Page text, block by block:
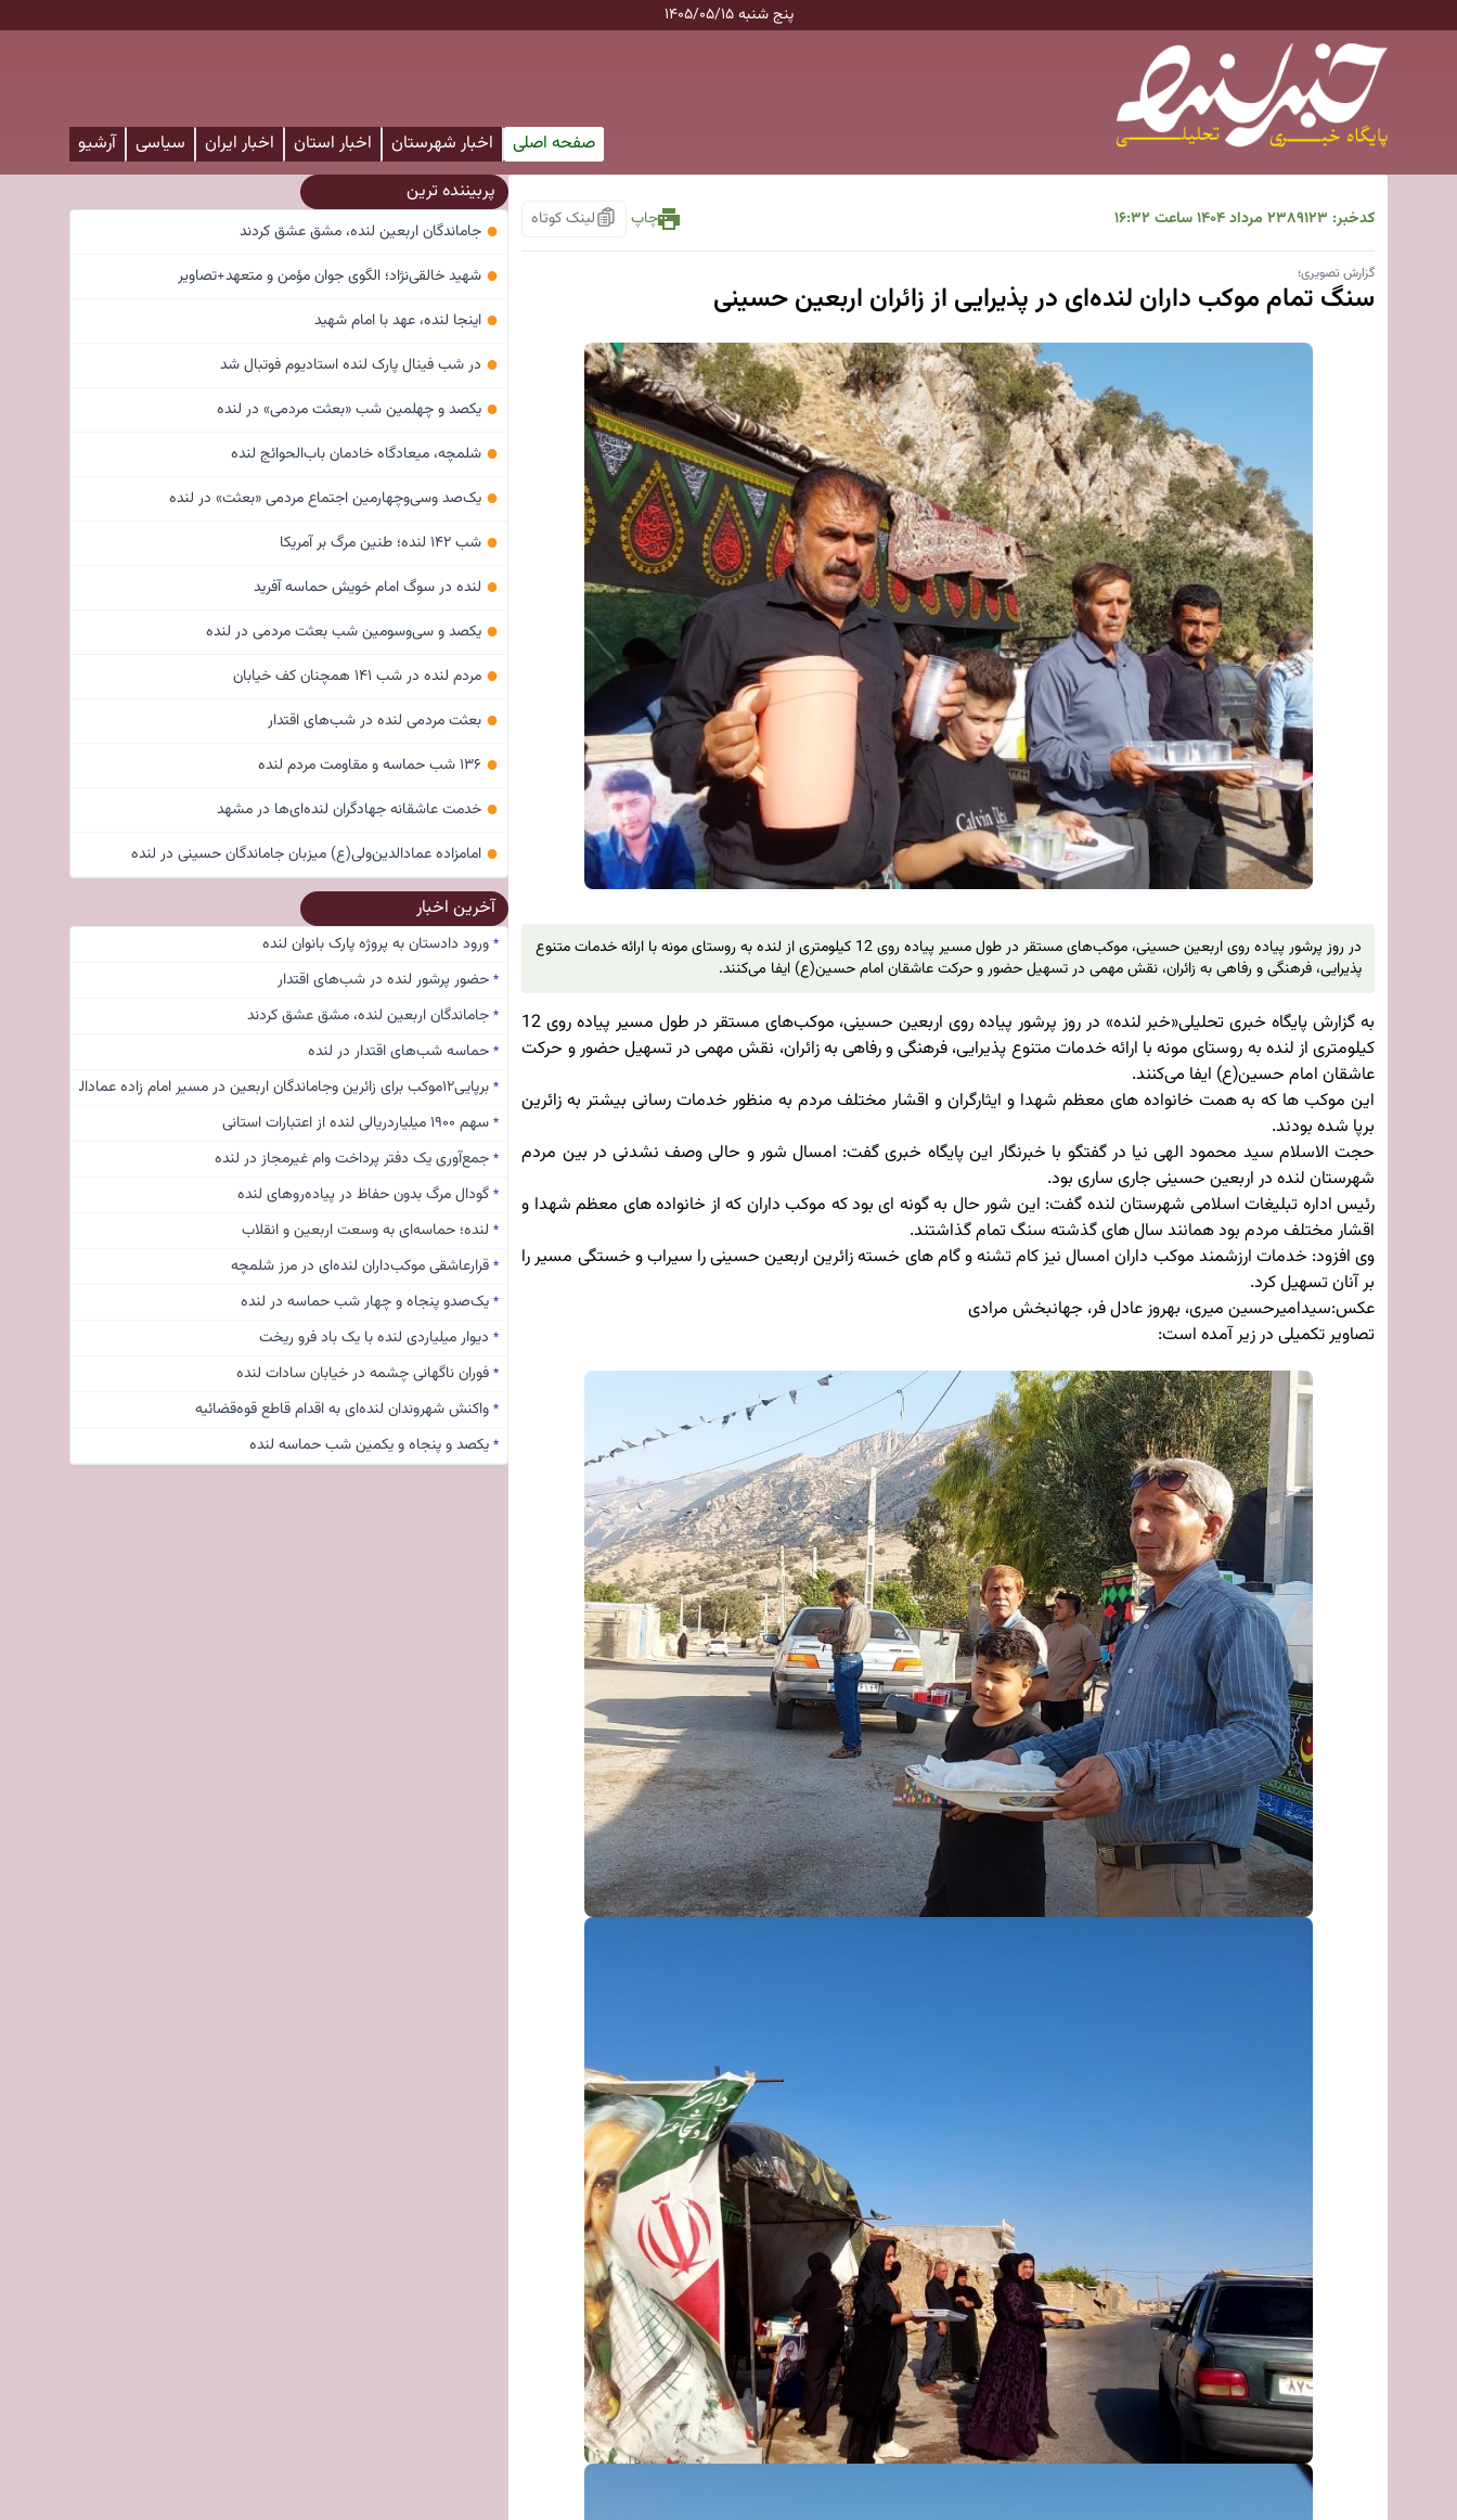
پنج شنبه ۱۴۰۵/۰۵/۱۵
صفحه اصلی اخبار شهرستان اخبار استان اخبار ایران سیاسی آرشیو
کدخبر: ۸۹۱۲۳ ۲۳ مرداد ۱۴۰۴ ساعت ۱۶:۳۲ چاپ لینک کوتاه
گزارش تصویری؛
سنگ‌ تمام موکب داران لنده‌ای در پذیرایی از زائران اربعین حسینی
در روز پرشور پیاده روی اربعین حسینی، موکب‌های مستقر در طول مسیر پیاده روی 12 کیلومتری از لنده به روستای مونه با ارائه خدمات متنوع
پذیرایی، فرهنگی و رفاهی به زائران، نقش مهمی در تسهیل حضور و حرکت عاشقان امام حسین(ع) ایفا می‌کنند.
به گزارش پایگاه خبری تحلیلی«خبر لنده» در روز پرشور پیاده روی اربعین حسینی، موکب‌های مستقر در طول مسیر پیاده روی 12
کیلومتری از لنده به روستای مونه با ارائه خدمات متنوع پذیرایی، فرهنگی و رفاهی به زائران، نقش مهمی در تسهیل حضور و حرکت
عاشقان امام حسین(ع) ایفا می‌کنند.
این موکب ها که به همت خانواده های معظم شهدا و ایثارگران و اقشار مختلف مردم به منظور خدمات رسانی بیشتر به زائرین
برپا شده بودند.
حجت الاسلام سید محمود الهی نیا در گفتگو با خبرنگار این پایگاه خبری گفت: امسال شور و حالی وصف نشدنی در بین مردم
شهرستان لنده در اربعین حسینی جاری ساری بود.
رئیس اداره تبلیغات اسلامی شهرستان لنده گفت: این شور حال به گونه ای بود که موکب داران که از خانواده های معظم شهدا و
اقشار مختلف مردم بود همانند سال های گذشته سنگ تمام گذاشتند.
وی افزود: خدمات ارزشمند موکب داران امسال نیز کام تشنه و گام های خسته زائرین اربعین حسینی را سیراب و خستگی مسیر را
بر آنان تسهیل کرد.
عکس:سیدامیرحسین میری، بهروز عادل فر، جهانبخش مرادی
تصاویر تکمیلی در زیر آمده است:
پربیننده ترین
● جاماندگان اربعین لنده، مشق عشق کردند
● شهید خالقی‌نژاد؛ الگوی جوان مؤمن و متعهد+تصاویر
● اینجا لنده، عهد با امام شهید
● در شب فینال پارک لنده استادیوم فوتبال شد
● یکصد و چهلمین شب «بعثت مردمی» در لنده
● شلمچه، میعادگاه خادمان باب‌الحوائج لنده
● یک‌صد وسی‌وچهارمین اجتماع مردمی «بعثت» در لنده
● شب ۱۴۲ لنده؛ طنین مرگ بر آمریکا
● لنده در سوگ امام خویش حماسه آفرید
● یکصد و سی‌وسومین شب بعثت مردمی در لنده
● مردم لنده در شب ۱۴۱ همچنان کف خیابان
● بعثت مردمی لنده در شب‌های اقتدار
● ۱۳۶ شب حماسه و مقاومت مردم لنده
● خدمت عاشقانه جهادگران لنده‌ای‌ها در مشهد
● امامزاده عمادالدین‌ولی(ع) میزبان جاماندگان حسینی در لنده
آخرین اخبار
* ورود دادستان به پروژه پارک بانوان لنده
* حضور پرشور لنده در شب‌های اقتدار
* جاماندگان اربعین لنده، مشق عشق کردند
* حماسه شب‌های اقتدار در لنده
* برپایی۱۲موکب برای زائرین وجاماندگان اربعین در مسیر امام زاده عمادالدین ولی(ع) روستای مونه
* سهم ۱۹۰۰ میلیاردریالی لنده از اعتبارات استانی
* جمع‌آوری یک دفتر پرداخت وام غیرمجاز در لنده
* گودال مرگ بدون حفاظ در پیاده‌روهای لنده
* لنده؛ حماسه‌ای به وسعت اربعین و انقلاب
* قرارعاشقی موکب‌داران لنده‌ای در مرز شلمچه
* یک‌صدو پنجاه و چهار شب حماسه در لنده
* دیوار میلیاردی لنده با یک باد فرو ریخت
* فوران ناگهانی چشمه در خیابان سادات لنده
* واکنش شهروندان لنده‌ای به اقدام قاطع قوه‌قضائیه
* یکصد و پنجاه و یکمین شب حماسه لنده